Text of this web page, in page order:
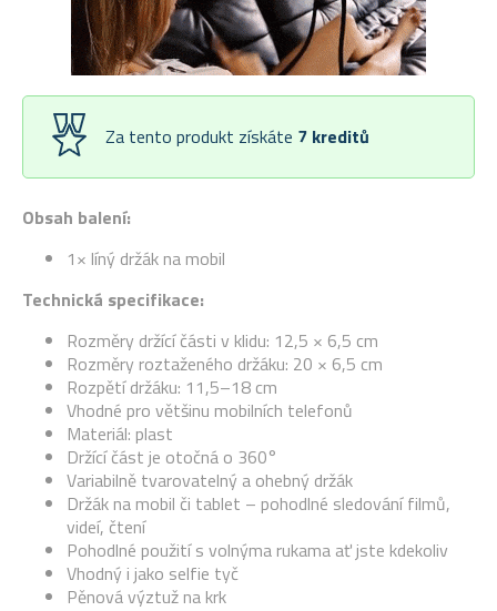
Obsah balení:
1× líný držák na mobil
Technická specifikace:
Rozměry držící části v klidu: 12,5 × 6,5 cm
Rozměry roztaženého držáku: 20 × 6,5 cm
Rozpětí držáku: 11,5–18 cm
Vhodné pro většinu mobilních telefonů
Materiál: plast
Držící část je otočná o 360°
Variabilně tvarovatelný a ohebný držák
Držák na mobil či tablet – pohodlné sledování filmů,
videí, čtení
Pohodlné použití s volnýma rukama ať jste kdekoliv
Vhodný i jako selfie tyč
Pěnová výztuž na krk
Za tento produkt získáte 7 kreditů